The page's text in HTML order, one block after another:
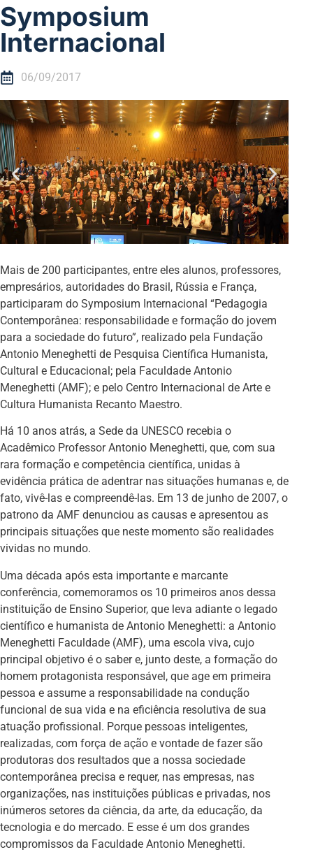
Symposium
Internacional
06/09/2017
Mais de 200 participantes, entre eles alunos, professores,
empresários, autoridades do Brasil, Rússia e França,
participaram do Symposium Internacional “Pedagogia
Contemporânea: responsabilidade e formação do jovem
para a sociedade do futuro”, realizado pela Fundação
Antonio Meneghetti de Pesquisa Científica Humanista,
Cultural e Educacional; pela Faculdade Antonio
Meneghetti (AMF); e pelo Centro Internacional de Arte e
Cultura Humanista Recanto Maestro.
Há 10 anos atrás, a Sede da UNESCO recebia o
Acadêmico Professor Antonio Meneghetti, que, com sua
rara formação e competência científica, unidas à
evidência prática de adentrar nas situações humanas e, de
fato, vivê-las e compreendê-las. Em 13 de junho de 2007, o
patrono da AMF denunciou as causas e apresentou as
principais situações que neste momento são realidades
vividas no mundo.
Uma década após esta importante e marcante
conferência, comemoramos os 10 primeiros anos dessa
instituição de Ensino Superior, que leva adiante o legado
científico e humanista de Antonio Meneghetti: a Antonio
Meneghetti Faculdade (AMF), uma escola viva, cujo
principal objetivo é o saber e, junto deste, a formação do
homem protagonista responsável, que age em primeira
pessoa e assume a responsabilidade na condução
funcional de sua vida e na eficiência resolutiva de sua
atuação profissional. Porque pessoas inteligentes,
realizadas, com força de ação e vontade de fazer são
produtoras dos resultados que a nossa sociedade
contemporânea precisa e requer, nas empresas, nas
organizações, nas instituições públicas e privadas, nos
inúmeros setores da ciência, da arte, da educação, da
tecnologia e do mercado. E esse é um dos grandes
compromissos da Faculdade Antonio Meneghetti.